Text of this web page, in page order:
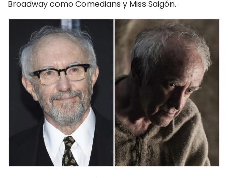
Broadway como Comedians y Miss Saigón.